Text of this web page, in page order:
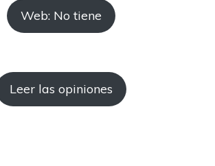
Web: No tiene
Leer las opiniones